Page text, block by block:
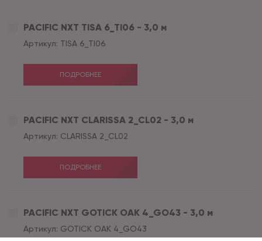
PACIFIC NXT TISA 6_TI06 - 3,0 м
Артикул: TISA 6_TI06
ПОДРОБНЕЕ
PACIFIC NXT CLARISSA 2_CL02 - 3,0 м
Артикул: CLARISSA 2_CL02
ПОДРОБНЕЕ
PACIFIC NXT GOTICK OAK 4_GO43 - 3,0 м
Артикул: GOTICK OAK 4_GO43